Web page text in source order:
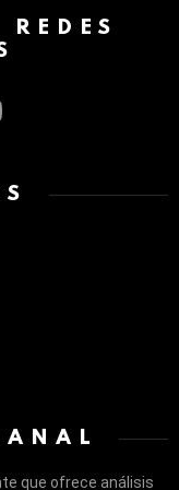
que ofrece análisis